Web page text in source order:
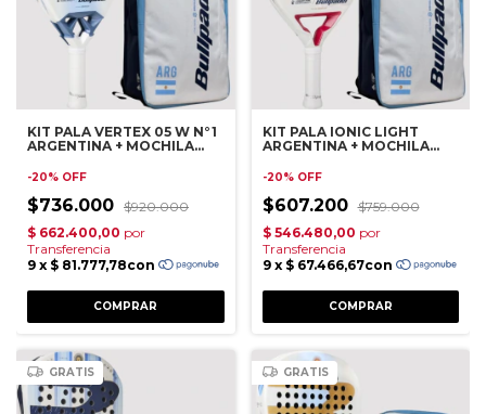
KIT PALA VERTEX 05 W N°1
ARGENTINA + MOCHILA
-20% OFF
$736.000 $920.000
KIT PALA IONIC LIGHT
ARGENTINA + MOCHILA
-20% OFF
$607.200 $759.000
GRATIS GRATIS